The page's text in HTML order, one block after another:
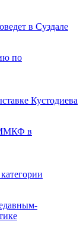
в Суздале
Кустодиева